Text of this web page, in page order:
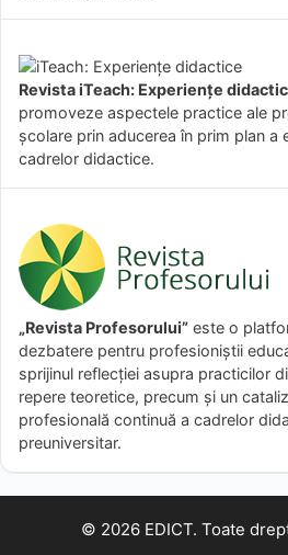
Revista iTeach: Experienţe
promoveze aspectele practice ale
şcolare prin aducerea în prim plan a
cadrelor didactice.
„Revista Profesorului” este o
dezbatere pentru profesioniștii
sprijinul reflecției asupra practicilor
repere teoretice, precum și un
profesională continuă a cadrelor
preuniversitar.
© 2026 EDICT. Toate